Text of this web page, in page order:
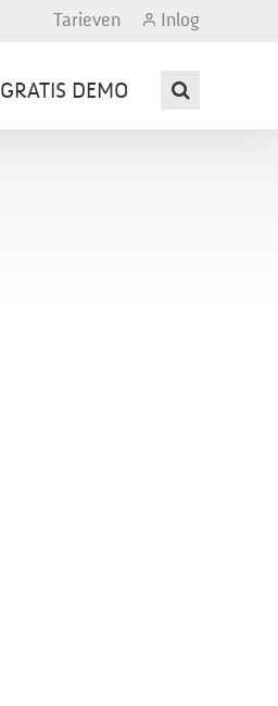
Tarieven Inlog
GRATIS DEMO